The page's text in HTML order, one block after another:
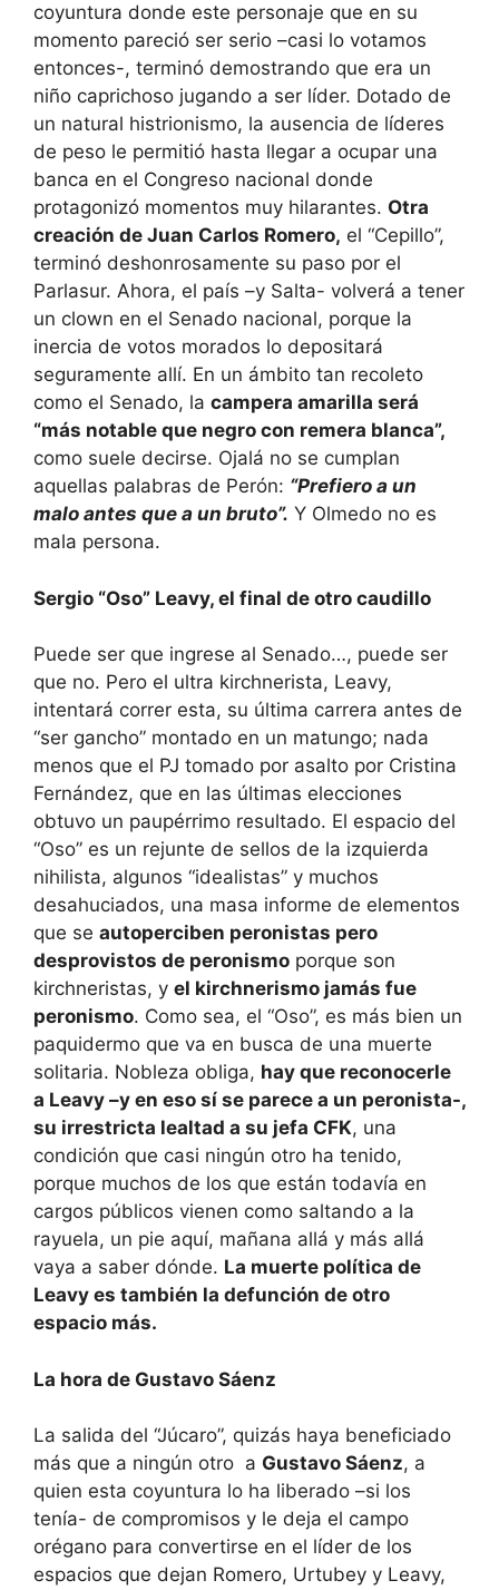
coyuntura donde este personaje que en su
momento pareció ser serio –casi lo votamos
entonces-, terminó demostrando que era un
niño caprichoso jugando a ser líder. Dotado de
un natural histrionismo, la ausencia de líderes
de peso le permitió hasta llegar a ocupar una
banca en el Congreso nacional donde
protagonizó momentos muy hilarantes. Otra
creación de Juan Carlos Romero, el “Cepillo”,
terminó deshonrosamente su paso por el
Parlasur. Ahora, el país –y Salta- volverá a tener
un clown en el Senado nacional, porque la
inercia de votos morados lo depositará
seguramente allí. En un ámbito tan recoleto
como el Senado, la campera amarilla será
“más notable que negro con remera blanca”,
como suele decirse. Ojalá no se cumplan
aquellas palabras de Perón: “Prefiero a un
malo antes que a un bruto”. Y Olmedo no es
mala persona.
Sergio “Oso” Leavy, el final de otro caudillo
Puede ser que ingrese al Senado…, puede ser
que no. Pero el ultra kirchnerista, Leavy,
intentará correr esta, su última carrera antes de
“ser gancho” montado en un matungo; nada
menos que el PJ tomado por asalto por Cristina
Fernández, que en las últimas elecciones
obtuvo un paupérrimo resultado. El espacio del
“Oso” es un rejunte de sellos de la izquierda
nihilista, algunos “idealistas” y muchos
desahuciados, una masa informe de elementos
que se autoperciben peronistas pero
desprovistos de peronismo porque son
kirchneristas, y el kirchnerismo jamás fue
peronismo. Como sea, el “Oso”, es más bien un
paquidermo que va en busca de una muerte
solitaria. Nobleza obliga, hay que reconocerle
a Leavy –y en eso sí se parece a un peronista-,
su irrestricta lealtad a su jefa CFK, una
condición que casi ningún otro ha tenido,
porque muchos de los que están todavía en
cargos públicos vienen como saltando a la
rayuela, un pie aquí, mañana allá y más allá
vaya a saber dónde. La muerte política de
Leavy es también la defunción de otro
espacio más.
La hora de Gustavo Sáenz
La salida del “Júcaro”, quizás haya beneficiado
más que a ningún otro a Gustavo Sáenz, a
quien esta coyuntura lo ha liberado –si los
tenía- de compromisos y le deja el campo
orégano para convertirse en el líder de los
espacios que dejan Romero, Urtubey y Leavy,